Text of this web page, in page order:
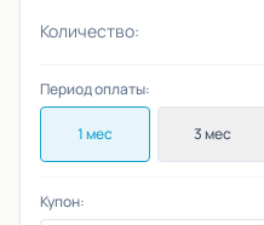
Количество:
Период оплаты:
1 мес 3 мес
Купон: